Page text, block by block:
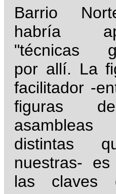
Barrio
habría
"técnicas
por allí. La
facilitador -
figuras
distintas
nuestras-
las claves